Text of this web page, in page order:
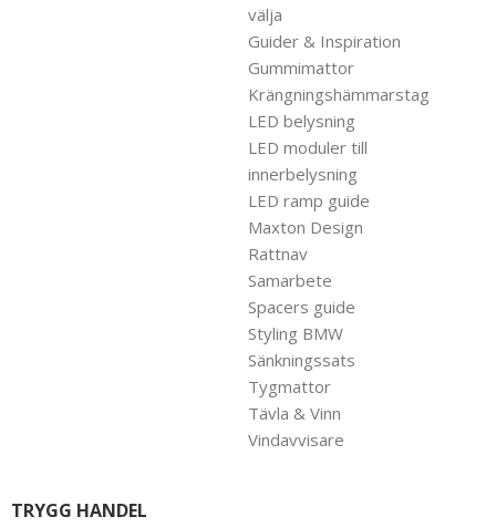
välja
Guider & Inspiration
Gummimattor
Krängningshämmarstag
LED belysning
LED moduler till
innerbelysning
LED ramp guide
Maxton Design
Rattnav
Samarbete
Spacers guide
Styling BMW
Sänkningssats
Tygmattor
Tävla & Vinn
Vindavvisare
TRYGG HANDEL